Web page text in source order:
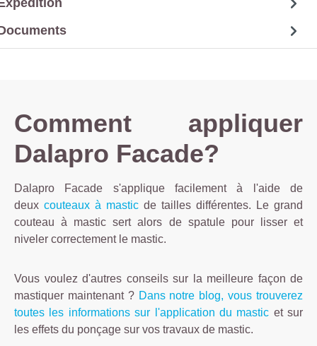
Comment appliquer
Dalapro Facade?
Dalapro Facade s'applique facilement à l'aide de
deux couteaux à mastic de tailles différentes. Le grand
couteau à mastic sert alors de spatule pour lisser et
niveler correctement le mastic.
Vous voulez d'autres conseils sur la meilleure façon de
mastiquer maintenant ? Dans notre blog, vous trouverez
toutes les informations sur l'application du mastic et sur
les effets du ponçage sur vos travaux de mastic.